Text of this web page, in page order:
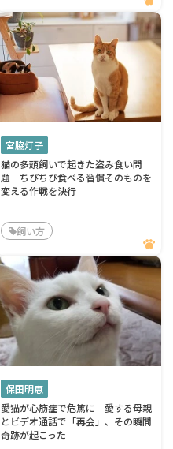
宮脇灯子
猫の多頭飼いで起きた盗み食い問
題 ちびちび食べる習慣そのものを
変える作戦を決行
飼い方
保田明恵
愛猫が心筋症で危篤に 愛する母親
とビデオ通話で「再会」、その瞬間
奇跡が起こった